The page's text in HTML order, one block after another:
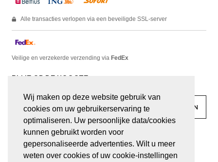
Wij maken op deze website gebruik van
cookies om uw gebruikerservaring te
optimaliseren. Uw persoonlijke data/cookies
kunnen gebruikt worden voor
gepersonaliseerde advertenties. Wilt u meer
weten over cookies of uw cookie-instellingen
Alle transacties verlopen via een beveiligde SSL-server
Veilige en verzekerde verzending via FedEx
BLIJF OP DE HOOGTE
facebook linkedin